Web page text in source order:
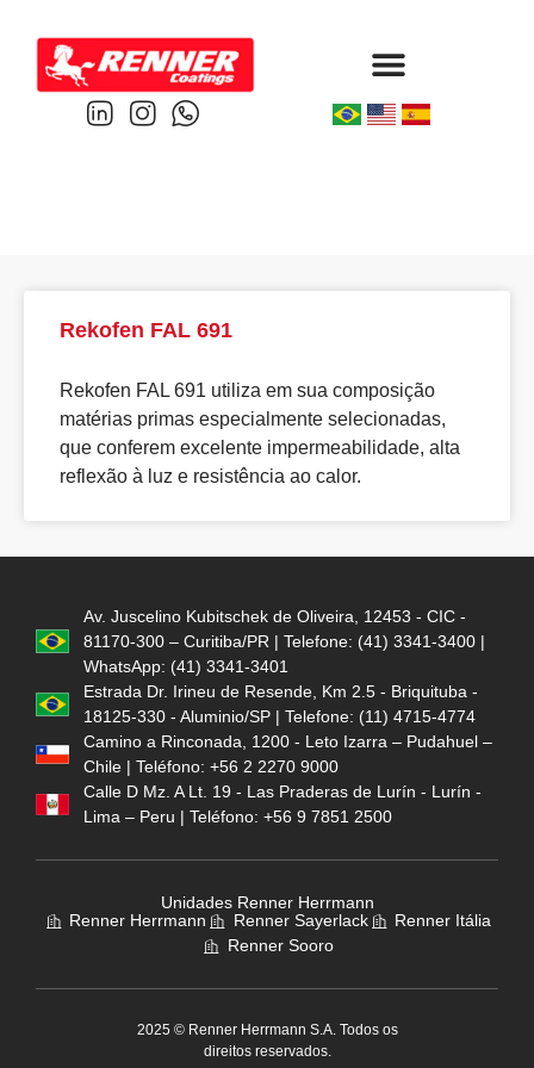
Rekofen FAL 691
Rekofen FAL 691 utiliza em sua composição
matérias primas especialmente selecionadas,
que conferem excelente impermeabilidade, alta
reflexão à luz e resistência ao calor.
Av. Juscelino Kubitschek de Oliveira, 12453 - CIC -
81170-300 – Curitiba/PR | Telefone: (41) 3341-3400 |
WhatsApp: (41) 3341-3401
Estrada Dr. Irineu de Resende, Km 2.5 - Briquituba -
18125-330 - Aluminio/SP | Telefone: (11) 4715-4774
Camino a Rinconada, 1200 - Leto Izarra – Pudahuel –
Chile | Teléfono: +56 2 2270 9000
Calle D Mz. A Lt. 19 - Las Praderas de Lurín - Lurín -
Lima – Peru | Teléfono: +56 9 7851 2500
Unidades Renner Herrmann
Renner Herrmann
Renner Sayerlack
Renner Itália
Renner Sooro
2025 © Renner Herrmann S.A. Todos os
direitos reservados.